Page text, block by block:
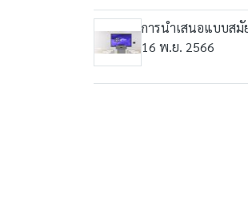
การนำเสนอแบบสมั
16 พ.ย. 2566